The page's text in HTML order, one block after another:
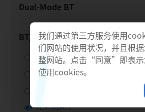
Dual-​Mode BT
BT/​Thread Adaptor
RTL8761C系列
RTL8761B系列
RTL8761ATT
我们通过第三方服务使用
们网站的使用状况，并且根
整网站。点击“同意”即表示
使用cookies。